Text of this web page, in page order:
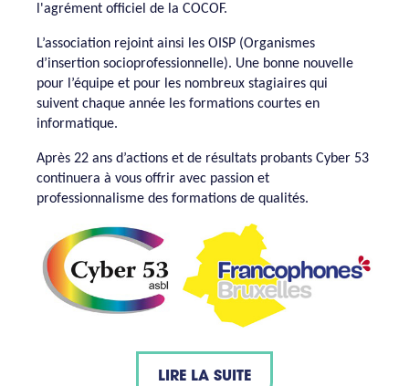
l'agrément officiel de la COCOF.
L’association rejoint ainsi les OISP (Organismes
d’insertion socioprofessionnelle). Une bonne nouvelle
pour l’équipe et pour les nombreux stagiaires qui
suivent chaque année les formations courtes en
informatique.
Après 22 ans d’actions et de résultats probants Cyber 53
continuera à vous offrir avec passion et
professionnalisme des formations de qualités.
LIRE LA SUITE